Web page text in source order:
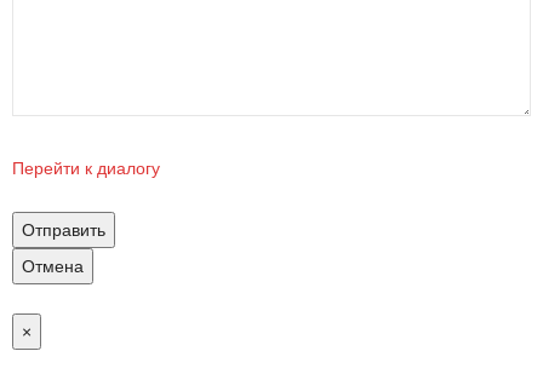
Перейти к диалогу
Отправить
Отмена
×